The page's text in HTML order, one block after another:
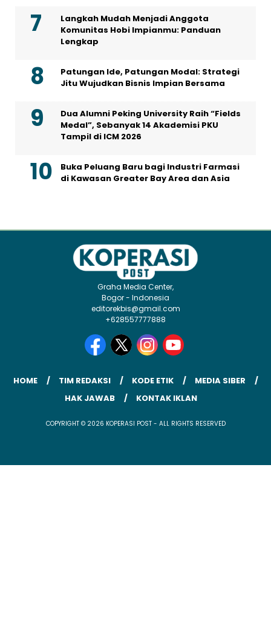
Langkah Mudah Menjadi Anggota
Komunitas Hobi Impianmu: Panduan
Lengkap
Patungan Ide, Patungan Modal: Strategi
Jitu Wujudkan Bisnis Impian Bersama
Dua Alumni Peking University Raih “Fields
Medal”, Sebanyak 14 Akademisi PKU
Tampil di ICM 2026
Buka Peluang Baru bagi Industri Farmasi
di Kawasan Greater Bay Area dan Asia
Graha Media Center,
Bogor - Indonesia
editorekbis@gmail.com
+628557777888
HOME TIM REDAKSI KODE ETIK
MEDIA SIBER
HAK JAWAB
KONTAK IKLAN
COPYRIGHT © 2026 KOPERASI POST - ALL RIGHTS RESERVED